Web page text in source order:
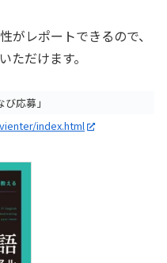
がレポートできるので、
ただけます。
応募」
index.html